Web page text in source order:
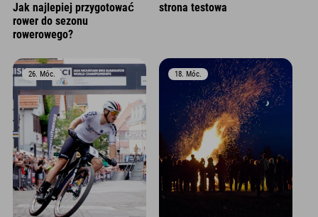
Jak najlepiej przygotować
rower do sezonu
rowerowego?
strona testowa
26. Móc. 18. Móc.